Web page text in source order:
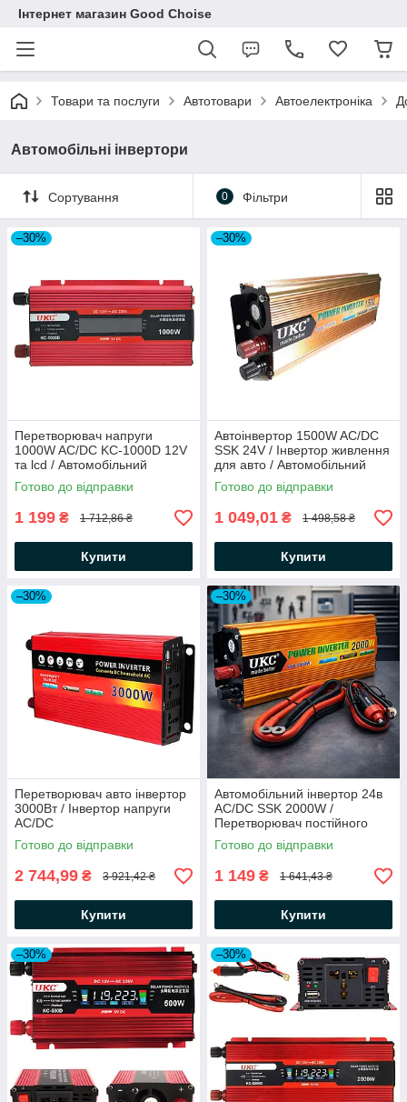
Інтернет магазин Good Choise
Товари та послуги Автотовари Автоелектроніка
Автомобільні інвертори
Сортування 0 Фільтри
–30%
Перетворювач напруги
1000W AC/DC KC-1000D 12V
та lcd / Автомобільний
інвертор
Готово до відправки
1 199 ₴ 1 712,86 ₴
Купити
–30%
Автоінвертор 1500W AC/DC
SSK 24V / Інвертор живлення
для авто / Автомобільний
перетворювач
Готово до відправки
1 049,01 ₴ 1 498,58 ₴
Купити
–30%
Перетворювач авто інвертор
3000Вт / Інвертор напруги
AC/DC
Готово до відправки
2 744,99 ₴ 3 921,42 ₴
Купити
–30%
Автомобільний інвертор 24в
AC/DC SSK 2000W /
Перетворювач постійного
струму / Перетворювач
струму
Готово до відправки
1 149 ₴ 1 641,43 ₴
Купити
–30% –30%